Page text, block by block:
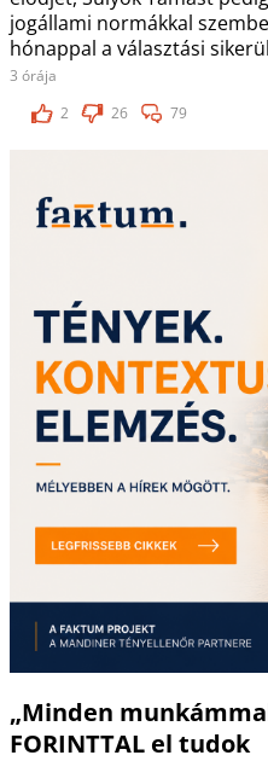
jogállami normákkal
hónappal a választási
3 órája
2
26 79
„Minden
FORINTTAL el tudok